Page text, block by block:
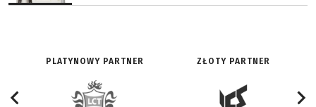
PLATYNOWY PARTNER ZŁOTY PARTNER